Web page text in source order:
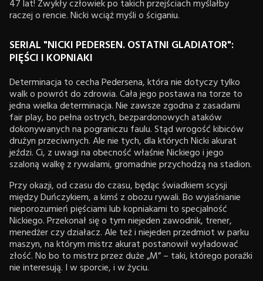
47 lat! Zwykły człowiek po takich przejściach myślałby
raczej o rencie. Nicki wciąż myśli o ściganiu.
SERIAL "NICKI PEDERSEN. OSTATNI GLADIATOR":
PIĘŚCI I KOPNIAKI
Determinacja to cecha Pedersena, która nie dotyczy tylko
walk o powrót do zdrowia. Cała jego postawa na torze to
jedna wielka determinacja. Nie zawsze zgodna z zasadami
fair play, bo pełna ostrych, bezpardonowych ataków
dokonywanych na pograniczu faulu. Stąd wrogość kibiców
drużyn przeciwnych. Ale nie tych, dla których Nicki akurat
jeździ. Ci, z uwagi na obecność właśnie Nickiego i jego
szaloną walkę z rywalami, gromadnie przychodzą na stadion.
Przy okazji, od czasu do czasu, będąc świadkiem scysji
między Duńczykiem, a kimś z obozu rywali. Bo wyjaśnianie
nieporozumień pięściami lub kopniakami to specjalność
Nickiego. Przekonał się o tym niejeden zawodnik, trener,
menedżer czy działacz. Ale też i niejeden przedmiot w parku
maszyn, na którym mistrz akurat postanowił wyładować
złość. No bo to mistrz przez duże „M” – taki, którego porażki
nie interesują. I w sporcie, i w życiu.